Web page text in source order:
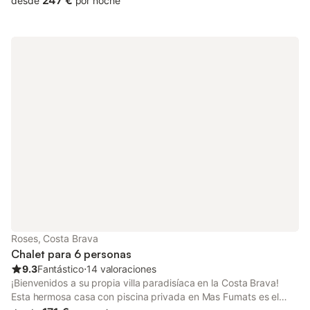
mascota hasta 10kg. Entrada: de 17:00 a 20:00 horas de lunes
a sábado. Para entrar en domingo o en festivos contactar con la
agencia. El lugar de recogida de llaves: la agencia
Roses, Costa Brava
Chalet para 6 personas
9.3Fantástico⋅14 valoraciones
¡Bienvenidos a su propia villa paradisíaca en la Costa Brava!
Esta hermosa casa con piscina privada en Mas Fumats es el